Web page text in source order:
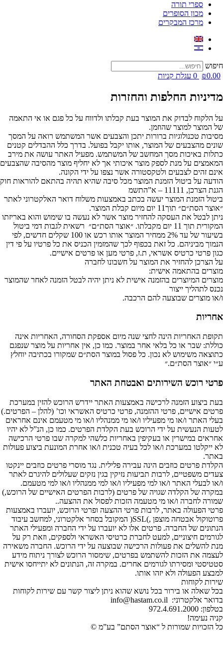
ספרי תורה
מכון הסופרים
מרכז המבקרים
חיפוש
₪0.00
0 עגלת קניות
מדיניות החלפות והחזרות
על הלקוח לבדוק את המוצר בעת קבלתו ולדווח על כל פגם או אי התאמה
של המוצר למוצר שהוזמן.
מסיבות טכנולוגיות ברורות יתכן והצבעים אשר המשתמש רואה על המסך
שונים מהצבעים של המוצר, אותו יקבל בפועל. בדרך כלל ההבדלים קטנים
כתלות באיכות מסך המחשב של המשתמש. מפעיל האתר עושה את מירב
המאמצים על מנת לספק מוצר איכותי אך לא יחליף מוצר מהסיבה שהצבעים
אינם זהים לצבעים ולטקסטורה אשר נצפו על ידי הקונה.
הודעה על ביטול הזמנת המוצר מכל סיבה שהיא תהיה בהתאם להוראות חוק
הגנת הצרכן, 11111 – א”התשמ
ביטול הזמנת המוצר יעשה בכתב באמצעות משלוח דואר האלקטרוני לאתר
״אוצר הסת״ם״ תוך11 יום מיום קבלת המוצר.
ניתן לבטל את העסקה להחזיר מוצר אשר לא נעשה בו שימוש והוא באריזתו
המקורית תוך 11 יום מקבלתו. ״אוצר הסת״ם״ רשאית לגבות דמי ביטול
בשיעור של עד 2% ממחיר המוצר אותו רכש או 100 שקלים חדשים, לפי
הנמוך מביניהם. כל זאת בכפוף לכך שהמזמין הכניס את כל פרטיו על פי דין
כגון פרטי כרטיס אשראי, ת.ז, פרטי מען או פרטים אישיים.
על הצרכן להחזיר את המוצר על חשבונו לחברה
מוצרים בהתאמה אישית:
מוצרים המיוצרים בהזמנה אישית לא ניתן יהיה לבטל הזמנה לאחר שהמוצר
נכנס לתהליך ייצור
ו/או מוצרים שבוצעה להם הרכבה.
אחריות
תקופת האחריות הינה לחצי שנה מיום אספקת הסחורה, האחריות אינה
כוללת: שבר או כל בלאי אחר במוצר. כמו כן, אין אחריות על מוצר שנפגם
כתוצאה משימוש לא נכון. כל פסול במוצר הסת״ם שמקורו בכתיבה יוחלץ
ע״י ״אוצר הסת״ם.״
פרטי רוכש השירותים ואבטחת האתר
בעת ביצוע הזמנה לרכישה באמצעות האתר יידרש הרוכש להזין במערכת
פרטים אישיים, פרטי ההזמנה, פרטי כרטיס האשראי וכו’ (להלן – הפרטים.)
בעלי האתר ו/או מי מפעיליו ו/או מי ממנהליו ו/או מי מטעמם אינם אחראים
לטעות הנעשית על ידי הרוכש בעת הקלדת הפרטים. כמו כן, הנ”ל לא יהיו
אחראים במישרין או בעקיפין באחריות כלשהי למקרה שבו פרטי הרכישה
לא ייקלטו במערכת ו/או לכל בעיה טכנית ו/או אחרת המונעת ביצוע פעולות
באתר.
הקלדת פרטים כוזבים הינה עבירה פלילית. נגד מוסרי פרטים כוזבים יינקטו
צעדים משפטיים, לרבות תביעות נזיקין בגין נזקים שעלולים להיגרם לאתר
ו/או לבעלי האתר ו/או למי מפעיליו ו/או למי ממנהליו ו/או למי מטעמם.
במקרה של הקלדה שגויה של פרטים (לרבות הפרטים האישיים של הרוכש,)
שמורה לחברה ו/או מי מטעמה הזכות לפסול את ההצעה..
פרטי הפעולה באתר, לרבות פרטי ההצעה ופרטי הרוכש, יועברו באמצעות
פרוטוקול אבטחה מוצפן ,)SSL( המקובל בסחר אלקטרוני, למחשב עיבוד
הנתונים של החברה. פרטים אלו לא יועברו על ידי החברה ומפעילי האתר
לגורמים חיצוניים, למעט לחברת כרטיסי האשראי ולספקים, וזאת רק על
מנת להשלים את פעולות הרכישה שבוצעה על ידי הרוכש. החברה משאירה
לעצמה את הזכות להשתמש בפרטים, שימסור הרוכש לצורך ניתוח מידע
סטטיסטי ומסירתו לגורמים אחרים. במקרה זה, הנתונים לא יתייחסו אישית
למבצע הפעולה ולא יזהו אותו.
שירות לקוחות
בכל שאלה או בירור בכל נושא שהוא ניתן ליצור קשר עם שירות לקוחות
בדואר אלקטרוני: info@hastam.co.il
בטלפון: 972.4.691.2000
קניה נעימה!
כל הזכויות שמורות ל “אוצר הסתם” בע”מ ©